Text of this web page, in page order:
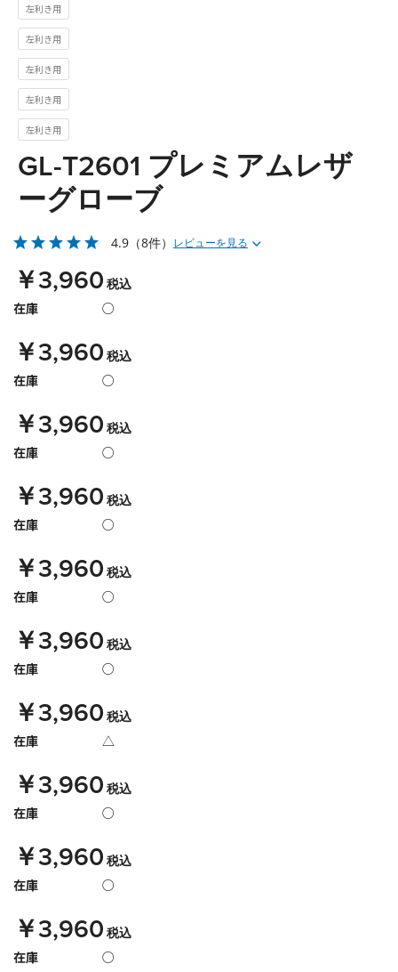
GL-T2601 プレミアムレザ
ーグローブ
左利き用
左利き用
左利き用
左利き用
左利き用
￥3,960税込
在庫 ○
￥3,960税込
在庫 ○
￥3,960税込
在庫 ○
￥3,960税込
在庫 ○
￥3,960税込
在庫 ○
￥3,960税込
在庫 ○
￥3,960税込
在庫 △
￥3,960税込
在庫 ○
￥3,960税込
在庫 ○
￥3,960税込
在庫 ○
4.9 （8件） レビューを見る